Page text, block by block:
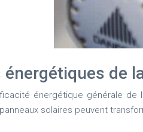
de
énergétique générale
solaires peuvent